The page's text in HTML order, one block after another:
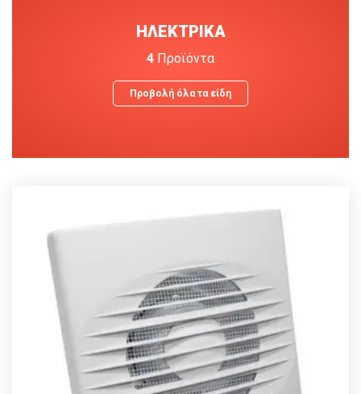
ΗΛΕΚΤΡΙΚΑ
4 Προϊόντα
Προβολή όλα τα είδη